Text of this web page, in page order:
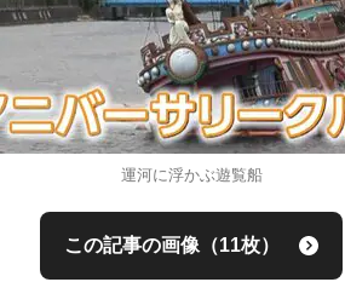
運河に浮かぶ遊覧船
この記事の画像（11枚）